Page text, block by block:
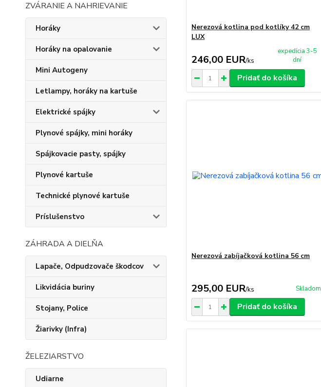
ZVÁRANIE A NAHRIEVANIE
Horáky
Horáky na opalovanie
Mini Autogeny
Letlampy, horáky na kartuše
Elektrické spájky
Plynové spájky, mini horáky
Spájkovacie pasty, spájky
Plynové kartuše
Technické plynové kartuše
Príslušenstvo
ZÁHRADA A DIELŇA
Lapače, Odpudzovače škodcov
Likvidácia buriny
Stojany, Police
Žiarivky (Infra)
ŽELEZIARSTVO
Udiarne
Nerezová kotlina pod kotlíky 42 cm
LUX
246,00 EUR/ks
expedícia 3-5
dní
Pridať do košíka
Nerezová zabíjačková kotlina 56 cm
295,00 EUR/ks Skladom
Pridať do košíka